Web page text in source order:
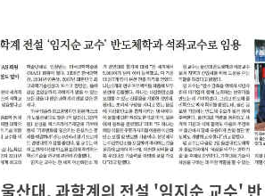
울산대, 과학계의 전설 '임지순 교수' 반